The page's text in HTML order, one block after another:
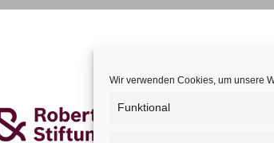
Wir verwenden Cookies, um unsere
Funktional